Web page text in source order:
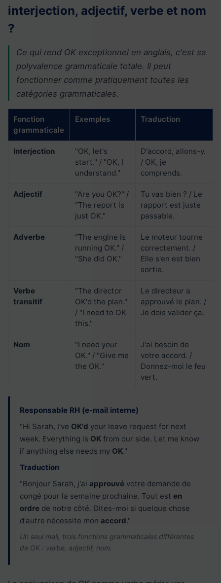
interjection, adjectif, verbe et nom
?
Ce qui rend OK exceptionnel en anglais, c'est sa
polyvalence grammaticale totale. Il peut
fonctionner comme pratiquement toutes les
catégories grammaticales.
Fonction
grammaticale
Exemples Traduction
Interjection
"OK, let's
start." / "OK, I
understand."
D'accord, allons-y.
/ OK, je
comprends.
Adjectif
"Are you OK?" /
"The report is
just OK."
Tu vas bien ? / Le
rapport est juste
passable.
Adverbe
"The engine is
running OK." /
"She did OK."
Le moteur tourne
correctement. /
Elle s'en est bien
sortie.
Verbe
transitif
"The director
OK'd the plan."
/ "I need to OK
this."
Le directeur a
approuvé le plan. /
Je dois valider ça.
Nom
"I need your
OK." / "Give me
the OK."
J'ai besoin de
votre accord. /
Donnez-moi le feu
vert.
Responsable RH (e-mail interne)
"Hi Sarah, I've OK'd your leave request for next
week. Everything is OK from our side. Let me know
if anything else needs my OK."
Traduction
"Bonjour Sarah, j'ai approuvé votre demande de
congé pour la semaine prochaine. Tout est en
ordre de notre côté. Dites-moi si quelque chose
d'autre nécessite mon accord."
Un seul mail, trois fonctions grammaticales différentes
de OK : verbe, adjectif, nom.